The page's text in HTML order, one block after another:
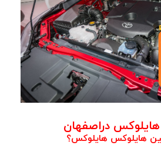
دراصفهان
هایلوکس هایلوکس؟